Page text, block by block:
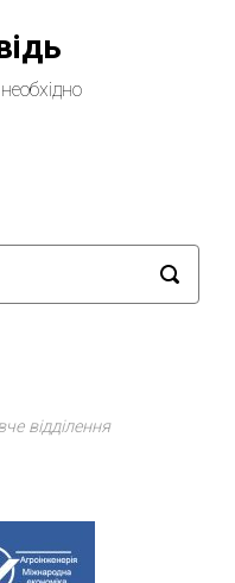
відділення